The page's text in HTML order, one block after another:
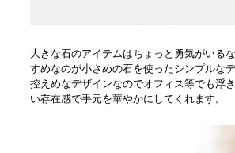
大きな石のアイテムはちょっと勇気がいる
すめなのが小さめの石を使ったシンプルなデ
控えめなデザインなのでオフィス等でも浮
い存在感で手元を華やかにしてくれます。